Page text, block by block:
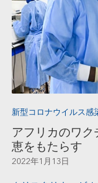
新型コロナウイルス感
アフリカのワ
恵をもたらす
2022年1月13日